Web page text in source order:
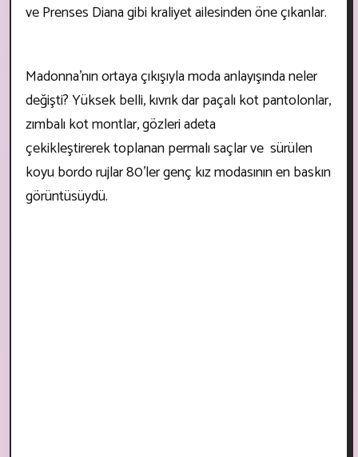
ve Prenses Diana gibi kraliyet ailesinden öne çıkanlar.
Madonna’nın ortaya çıkışıyla moda anlayışında neler
değişti? Yüksek belli, kıvrık dar paçalı kot pantolonlar,
zımbalı kot montlar, gözleri adeta
çekikleştirerek toplanan permalı saçlar ve sürülen
koyu bordo rujlar 80’ler genç kız modasının en baskın
görüntüsüydü.